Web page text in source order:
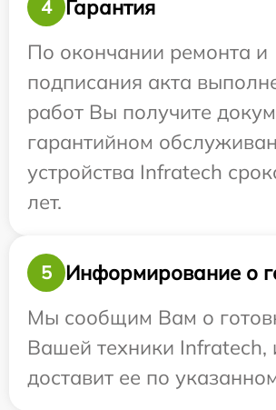
4
Гарантия
По окончании ремонта и
подписания акта
работ Вы получите
гарантийном
устройства Infratech
лет.
5
Информирование о
Мы сообщим Вам о
Вашей техники Infratech,
доставит ее по